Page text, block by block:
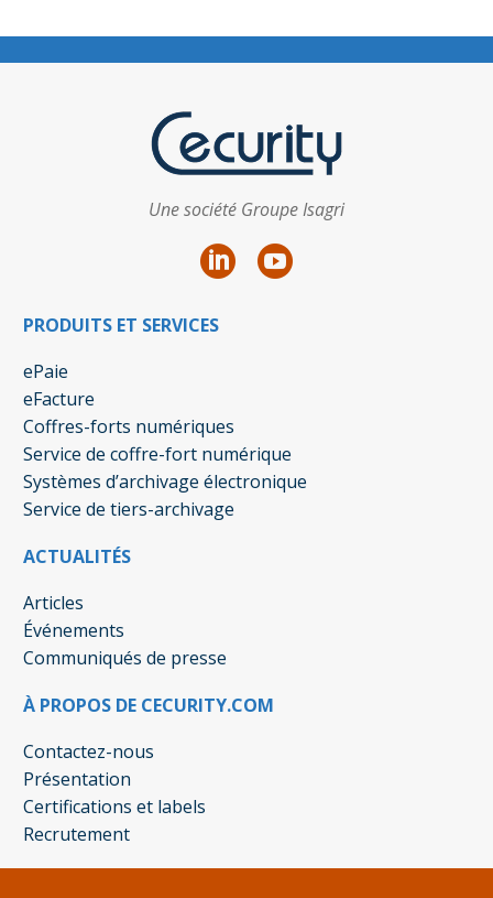
Une société Groupe Isagri
PRODUITS ET SERVICES
ePaie
eFacture
Coffres-forts numériques
Service de coffre-fort numérique
Systèmes d’archivage électronique
Service de tiers-archivage
ACTUALITÉS
Articles
Événements
Communiqués de presse
À PROPOS DE CECURITY.COM
Contactez-nous
Présentation
Certifications et labels
Recrutement